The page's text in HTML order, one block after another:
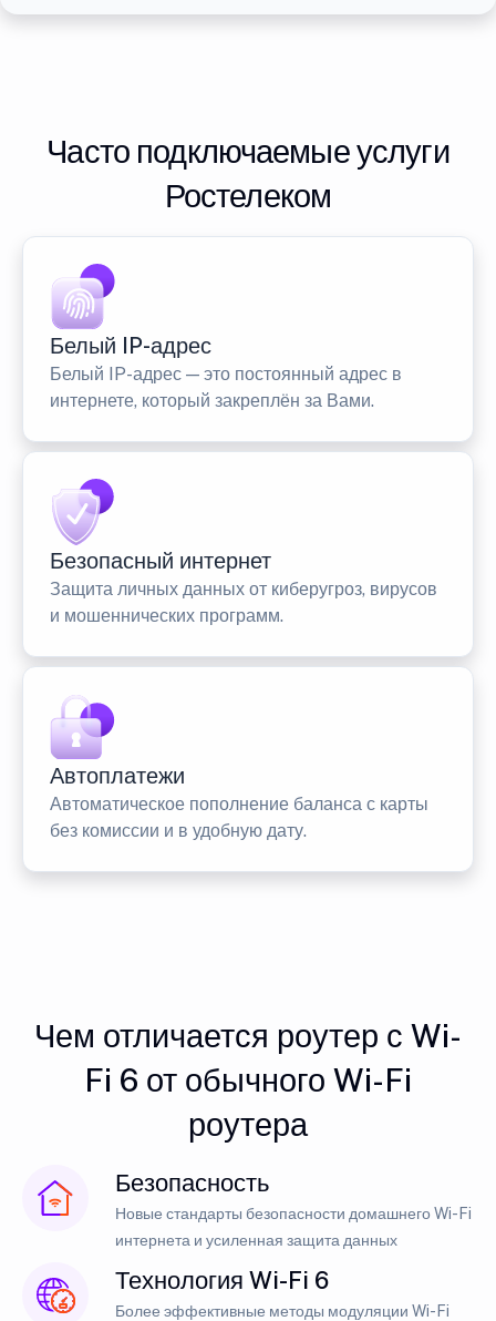
Часто подключаемые услуги
Ростелеком
Белый IP-адрес
Белый IP-адрес — это постоянный адрес в
интернете, который закреплён за Вами.
Безопасный интернет
Защита личных данных от киберугроз, вирусов
и мошеннических программ.
Автоплатежи
Автоматическое пополнение баланса с карты
без комиссии и в удобную дату.
Чем отличается роутер с Wi-
Fi 6 от обычного Wi-Fi
роутера
Безопасность
Новые стандарты безопасности домашнего Wi-Fi
интернета и усиленная защита данных
Технология Wi-Fi 6
Более эффективные методы модуляции Wi-Fi